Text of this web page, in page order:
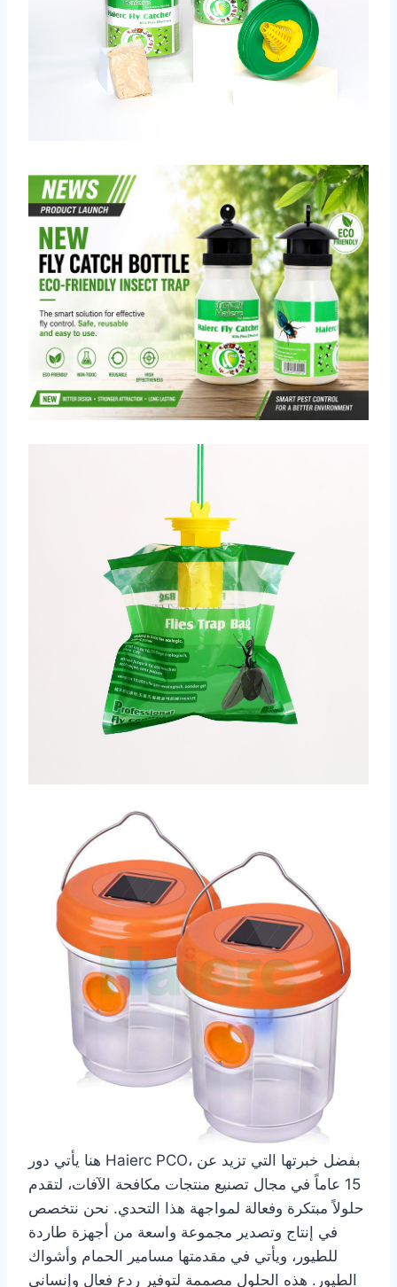
هنا يأتي دور Haierc PCO، بفضل خبرتها التي تزيد عن
15 عاماً في مجال تصنيع منتجات مكافحة الآفات، لتقدم
حلولاً مبتكرة وفعالة لمواجهة هذا التحدي. نحن نتخصص
في إنتاج وتصدير مجموعة واسعة من أجهزة طاردة
للطيور، ويأتي في مقدمتها مسامير الحمام وأشواك
الطيور. هذه الحلول مصممة لتوفير ردع فعال وإنساني